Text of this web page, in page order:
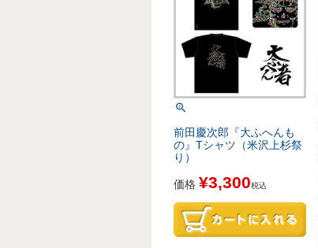
前田慶次郎『大ふへんも
の』Tシャツ（米沢上杉祭
り）
価格 ¥3,300税込